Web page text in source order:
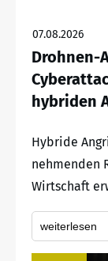
07.08.2026
Drohnen-
hybriden
Hybride
nehmenden
Wirtschaft
weiterlesen